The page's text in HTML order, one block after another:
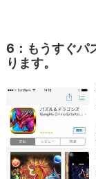
6：もうすぐパ
ります。